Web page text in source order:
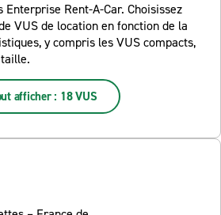
Enterprise Rent-A-Car. Choisissez
VUS de location en fonction de la
y compris les VUS compacts,
afficher : 18 VUS